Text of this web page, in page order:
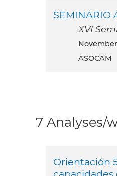
SEMINARIO
XVI
ASOCAM
7 Analyses/
Orientación